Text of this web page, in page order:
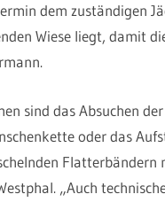
dem zuständigen
Wiese liegt, damit
sind das Absuchen
oder das
„Auch